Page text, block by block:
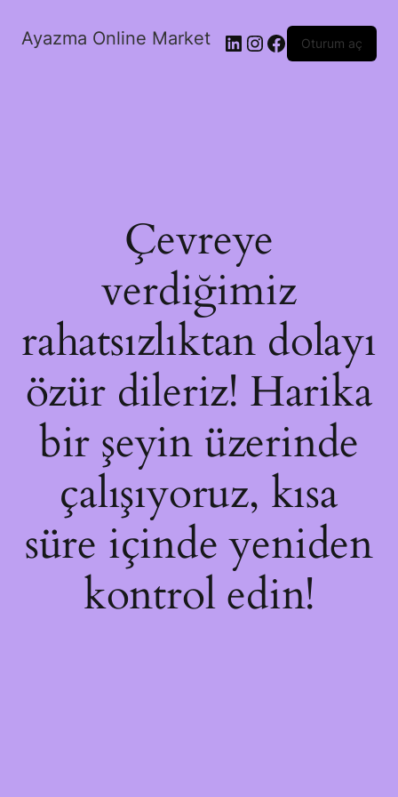
Ayazma Online Market LinkedIn
Instagram
Facebook
Oturum aç
Çevreye
verdiğimiz
rahatsızlıktan dolayı
özür dileriz! Harika
bir şeyin üzerinde
çalışıyoruz, kısa
süre içinde yeniden
kontrol edin!